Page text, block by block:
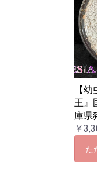
【
王』
庫県
￥
た